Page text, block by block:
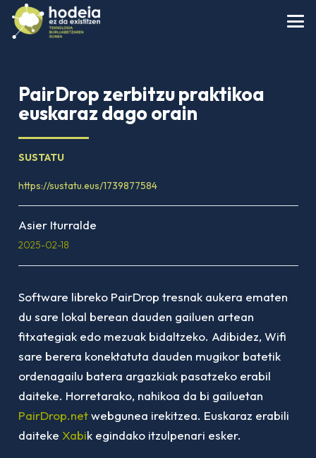
PairDrop zerbitzu praktikoa
euskaraz dago orain
SUSTATU
https://sustatu.eus/1739877584
Asier Iturralde
2025-02-18
Software libreko PairDrop tresnak aukera ematen
du sare lokal berean dauden gailuen artean
fitxategiak edo mezuak bidaltzeko. Adibidez, Wifi
sare berera konektatuta dauden mugikor batetik
ordenagailu batera argazkiak pasatzeko erabil
daiteke. Horretarako, nahikoa da bi gailuetan
PairDrop.netwebgunea irekitzea. Euskaraz erabili
daiteke Xabik egindako itzulpenari esker.